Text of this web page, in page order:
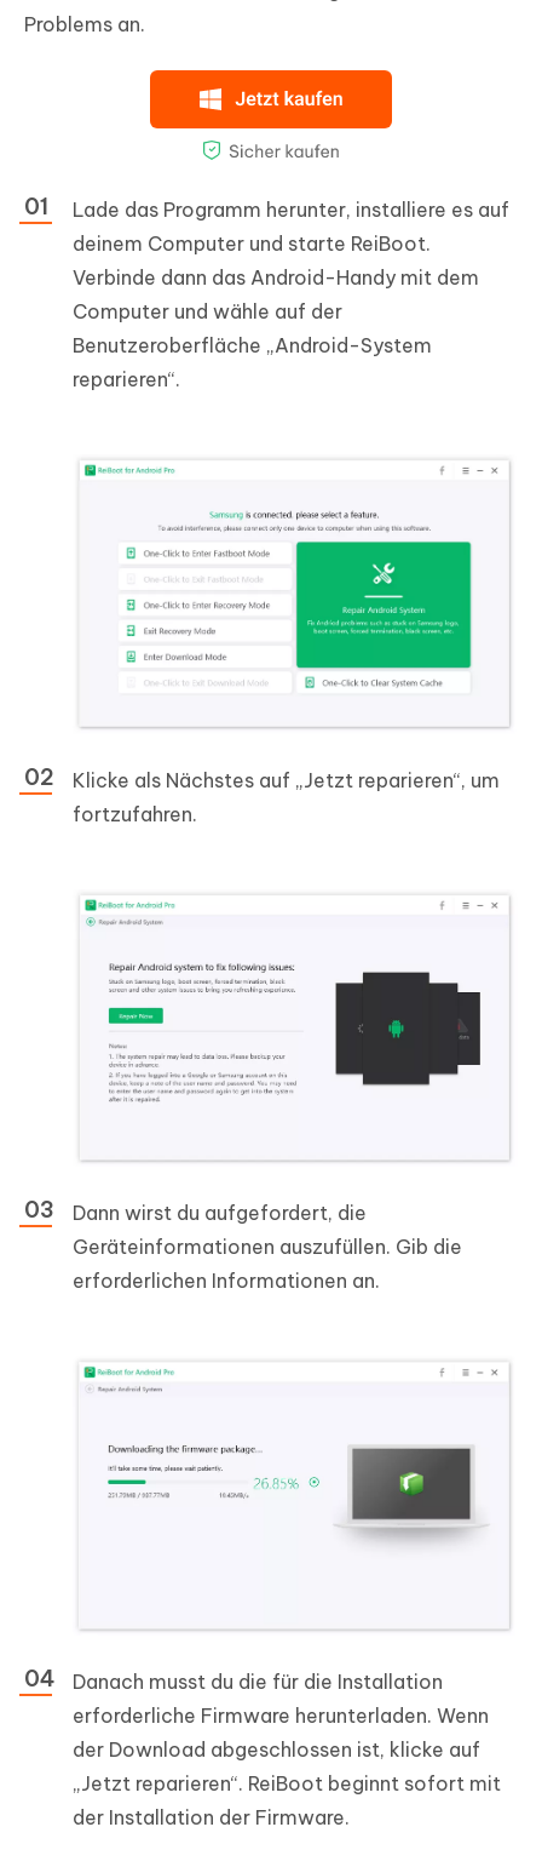
Problems an.
Lade das Programm herunter, installiere es auf
deinem Computer und starte ReiBoot.
Verbinde dann das Android-Handy mit dem
Computer und wähle auf der
Benutzeroberfläche „Android-System
reparieren“.
Klicke als Nächstes auf „Jetzt reparieren“, um
fortzufahren.
Dann wirst du aufgefordert, die
Geräteinformationen auszufüllen. Gib die
erforderlichen Informationen an.
Danach musst du die für die Installation
erforderliche Firmware herunterladen. Wenn
der Download abgeschlossen ist, klicke auf
„Jetzt reparieren“. ReiBoot beginnt sofort mit
der Installation der Firmware.